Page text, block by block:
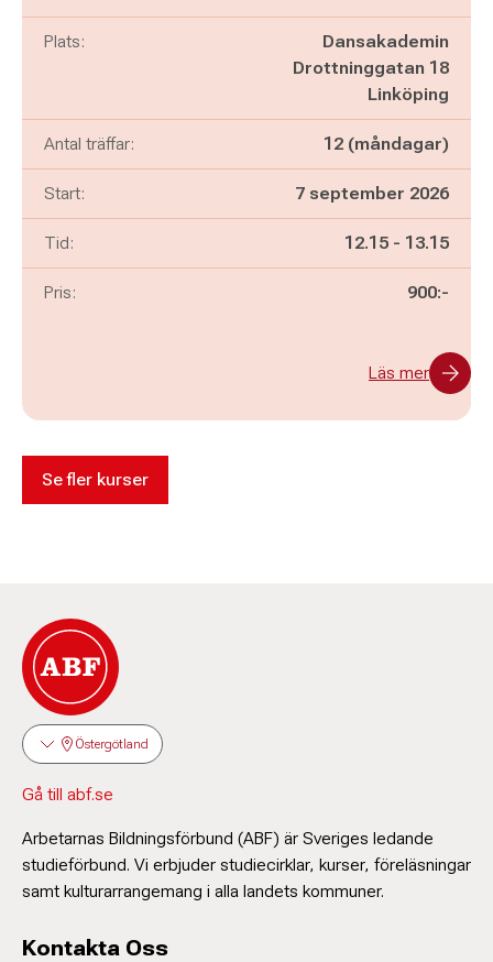
Plats:
Dansakademin
Drottninggatan 18
Linköping
Antal träffar: 12 (måndagar)
Start: 7 september 2026
Tid: Pågår mellan
12.15 - och
13.15
Pris: 900:-
Läs mer
Se fler kurser
Östergötland
Gå till abf.se
Arbetarnas Bildningsförbund (ABF) är Sveriges ledande
studieförbund. Vi erbjuder studiecirklar, kurser, föreläsningar
samt kulturarrangemang i alla landets kommuner.
Kontakta Oss